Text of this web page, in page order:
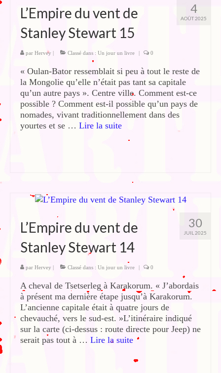
4
AOÛT 2025
L’Empire du vent de
Stanley Stewart 15
par Hervey | Classé dans : Un jour un livre | 0
« Oulan-Bator ressemblait si peu à tout le reste de
la Mongolie qu’elle n’était pas tant sa capitale
qu’un autre pays ». Centre ville. Comment est-ce
possible ? Comment est-il possible qu’un pays de
nomades, vivant traditionnellement dans des
yourtes et se … Lire la suite­­
30
JUIL 2025
L’Empire du vent de
Stanley Stewart 14
par Hervey | Classé dans : Un jour un livre | 0
A cheval de Tsetserleg à Karakorum. « J’abordais
à présent ma dernière étape jusqu’à Karakorum.
L’ancienne capitale était à quatre jours de
chevauché, vers le sud-est. »L’itinéraire indiqué
sur la carte (ci-dessus : route directe pour Jeep) ne
serait pas tout à … Lire la suite­­